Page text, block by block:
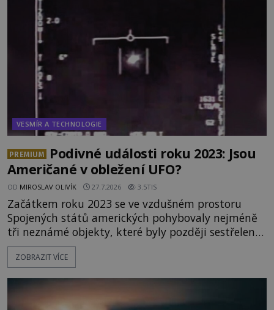
zvané Cydonie totiž zachytí podivný útvar
připomínající lidskou tvář. NASA (Národní úřad
VESMÍR A TECHNOLOGIE
PREMIUM
Podivné události roku 2023: Jsou
Američané v obležení UFO?
OD MIROSLAV OLIVÍK 27.7.2026 3.5TIS
Začátkem roku 2023 se ve vzdušném prostoru
Spojených států amerických pohybovaly nejméně
tři neznámé objekty, které byly později sestřeleny.
Do dnešních dnů nebyly trosky těchto létajících
těles objeveny. Je možné, že šlo o nějaké nové
mimozemského původu? Dne 4. února roku 2023
vydává
ZOBRAZIT VÍCE